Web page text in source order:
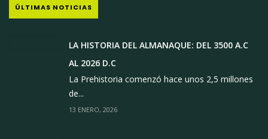
ÚLTIMAS NOTICIAS
LA HISTORIA DEL ALMANAQUE: DEL 3500 A.C
AL 2026 D.C
La Prehistoria comenzó hace unos 2,5 millones
de...
13 ENERO, 2026